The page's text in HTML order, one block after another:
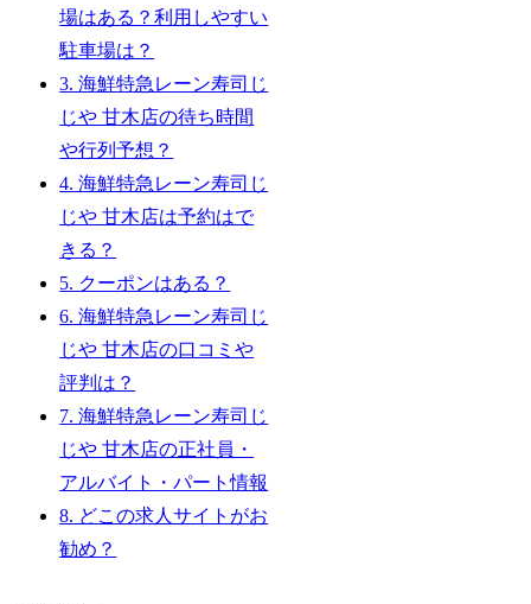
場はある？利用しやすい
駐車場は？
3. 海鮮特急レーン寿司じ
じや 甘木店の待ち時間
や行列予想？
4. 海鮮特急レーン寿司じ
じや 甘木店は予約はで
きる？
5. クーポンはある？
6. 海鮮特急レーン寿司じ
じや 甘木店の口コミや
評判は？
7. 海鮮特急レーン寿司じ
じや 甘木店の正社員・
アルバイト・パート情報
8. どこの求人サイトがお
勧め？